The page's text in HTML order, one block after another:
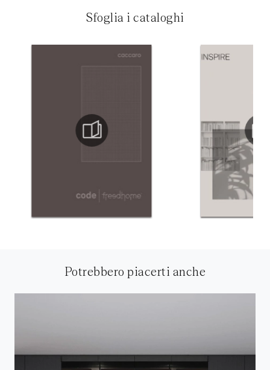
Sfoglia i cataloghi
Potrebbero piacerti anche